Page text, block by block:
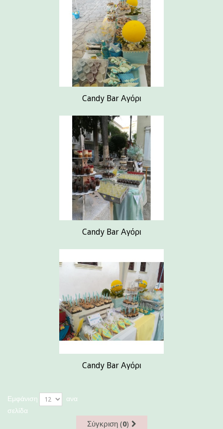
Candy Bar Αγόρι
Candy Bar Αγόρι
Candy Bar Αγόρι
Εμφάνιση
ανα
σελίδα
Σύγκριση (0)